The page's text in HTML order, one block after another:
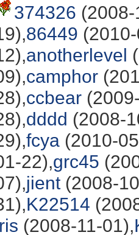
374326
86449
anotherlevel
camphor
ccbear
dddd (2008-
fcya(2010-
22),grc45
jient(2008-
K22514
(2008-11-01),